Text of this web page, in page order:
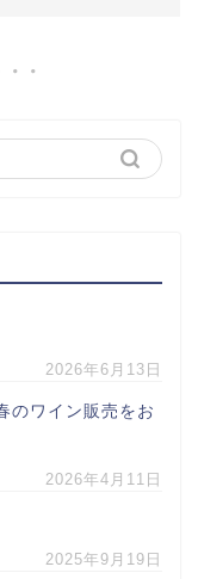
2026年6月13日
のワイン販売をお
2026年4月11日
2025年9月19日